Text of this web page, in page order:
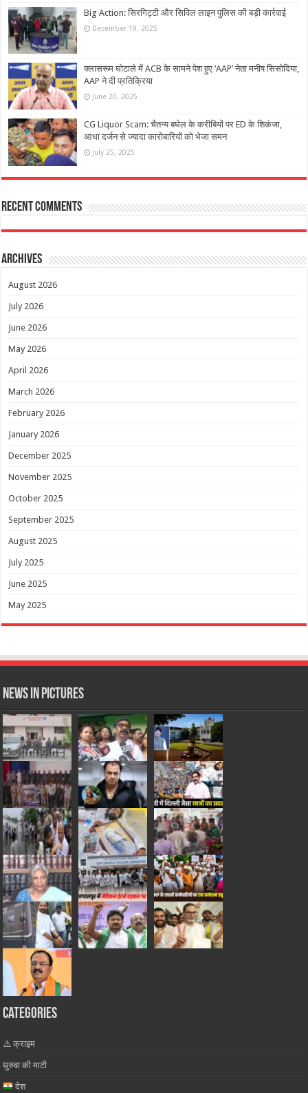
Big Action: सिरगिट्टी और सिविल लाइन पुलिस की बड़ी कार्रवाई
December 19, 2025
क्लासरूम घोटाले में ACB के सामने पेश हुए ‘AAP’ नेता मनीष सिसोदिया,
AAP ने दी प्रतिक्रिया
June 20, 2025
CG Liquor Scam: चैतन्य बघेल के करीबियों पर ED के शिकंजा,
आधा दर्जन से ज्यादा कारोबारियों को भेजा समन
July 25, 2025
Recent Comments
Archives
August 2026
July 2026
June 2026
May 2026
April 2026
March 2026
February 2026
January 2026
December 2025
November 2025
October 2025
September 2025
August 2025
July 2025
June 2025
May 2025
News in Pictures
Categories
⚠️ क्राइम
घुरुवा की माटी
देश